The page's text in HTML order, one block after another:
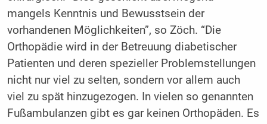
mangels Kenntnis und Bewusstsein der
vorhandenen Möglichkeiten”, so Zöch. “Die
Orthopädie wird in der Betreuung diabetischer
Patienten und deren spezieller Problemstellungen
nicht nur viel zu selten, sondern vor allem auch
viel zu spät hinzugezogen. In vielen so genannten
Fußambulanzen gibt es gar keinen Orthopäden. Es